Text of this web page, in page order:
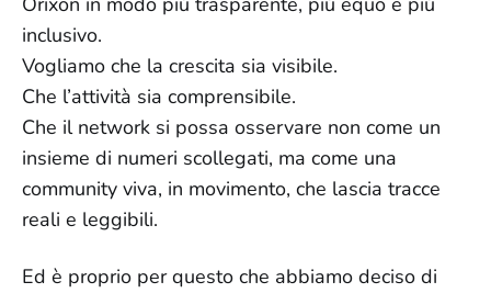
inclusivo.
Vogliamo che la crescita sia visibile.
Che l’attività sia comprensibile.
Che il network si possa osservare non come un
insieme di numeri scollegati, ma come una
community viva, in movimento, che lascia tracce
reali e leggibili.
Ed è proprio per questo che abbiamo deciso di